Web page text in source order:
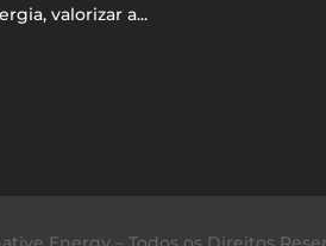
valorizar a...